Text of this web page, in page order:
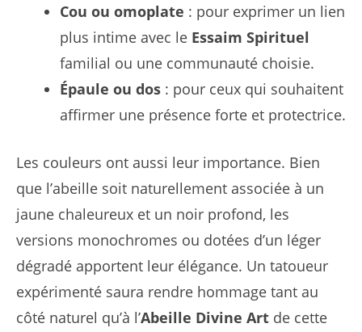
Cou ou omoplate : pour exprimer un lien
plus intime avec le Essaim Spirituel
familial ou une communauté choisie.
Épaule ou dos : pour ceux qui souhaitent
affirmer une présence forte et protectrice.
Les couleurs ont aussi leur importance. Bien
que l’abeille soit naturellement associée à un
jaune chaleureux et un noir profond, les
versions monochromes ou dotées d’un léger
dégradé apportent leur élégance. Un tatoueur
expérimenté saura rendre hommage tant au
côté naturel qu’à l’Abeille Divine Art de cette